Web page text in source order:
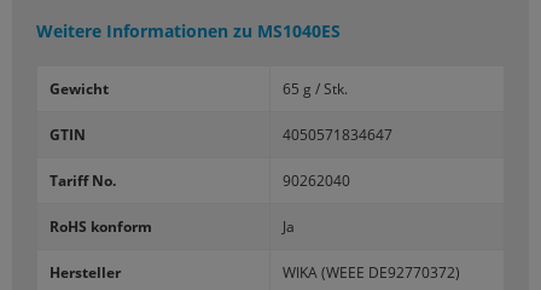
Weitere Informationen zu MS1040ES
Gewicht 65 g / Stk.
GTIN 4050571834647
Tariff No. 90262040
RoHS konform Ja
Hersteller WIKA (WEEE DE92770372)